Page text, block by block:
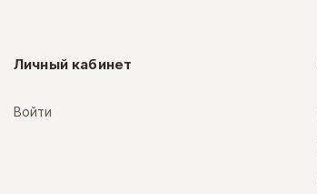
Личный кабинет
Войти